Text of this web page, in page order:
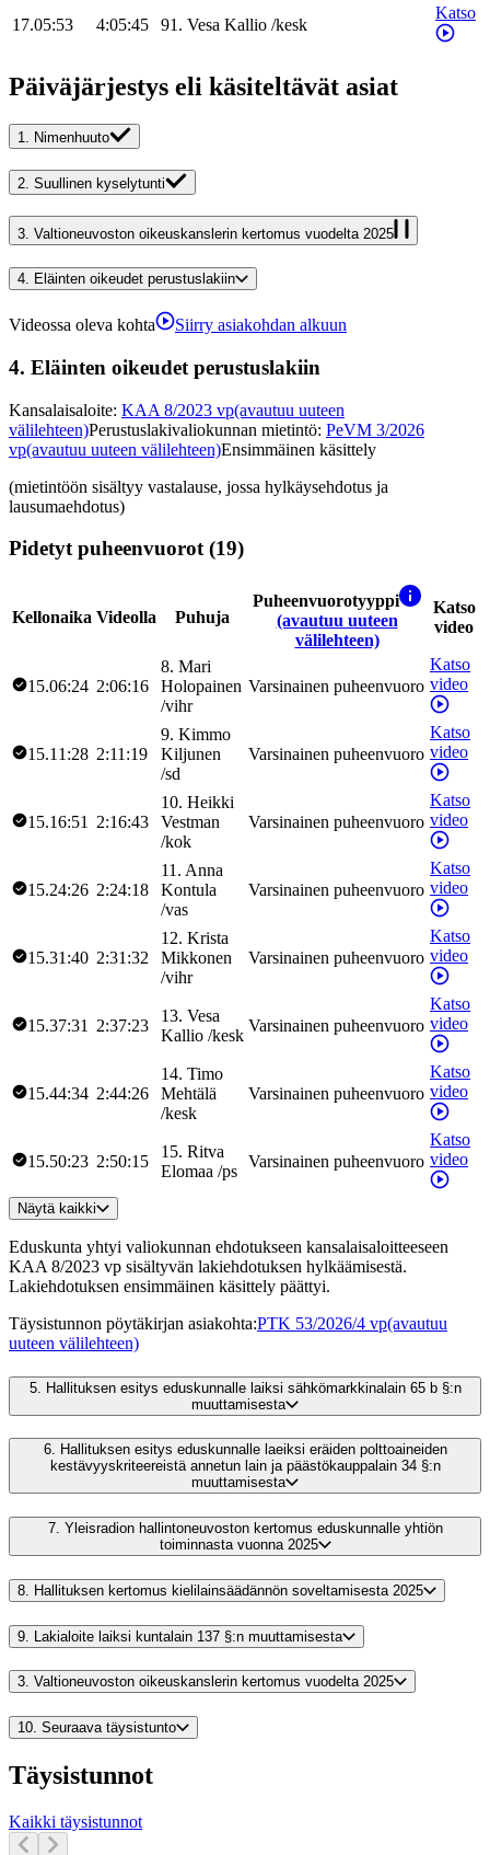
17.05:53 4:05:45 91. Vesa Kallio /kesk
Katso
Päiväjärjestys eli käsiteltävät asiat
1. Nimenhuuto
2. Suullinen kyselytunti
3. Valtioneuvoston oikeuskanslerin kertomus vuodelta 2025
4. Eläinten oikeudet perustuslakiin
Videossa oleva kohta Siirry asiakohdan alkuun
4. Eläinten oikeudet perustuslakiin
Kansalaisaloite: KAA 8/2023 vp(avautuu uuteen
välilehteen)Perustuslakivaliokunnan mietintö: PeVM 3/2026
vp(avautuu uuteen välilehteen)Ensimmäinen käsittely
(mietintöön sisältyy vastalause, jossa hylkäysehdotus ja
lausumaehdotus)
Pidetyt puheenvuorot (19)
Kellonaika Videolla Puhuja
Puheenvuorotyyppi
(avautuu uuteen
välilehteen)
Katso
video
15.06:24 2:06:16
8. Mari
Holopainen
/vihr
Varsinainen puheenvuoro
Katso
video
15.11:28 2:11:19
9. Kimmo
Kiljunen
/sd
Varsinainen puheenvuoro
Katso
video
15.16:51 2:16:43
10. Heikki
Vestman
/kok
Varsinainen puheenvuoro
Katso
video
15.24:26 2:24:18
11 . Anna
Kontula
/vas
Varsinainen puheenvuoro
Katso
video
15.31:40 2:31:32
12. Krista
Mikkonen
/vihr
Varsinainen puheenvuoro
Katso
video
15.37:31 2:37:23
13. Vesa
Kallio /kesk
Varsinainen puheenvuoro
Katso
video
15.44:34 2:44:26
14. Timo
Mehtälä
/kesk
Varsinainen puheenvuoro
Katso
video
15.50:23 2:50:15
15. Ritva
Elomaa /ps
Varsinainen puheenvuoro
Katso
video
Näytä kaikki
Eduskunta yhtyi valiokunnan ehdotukseen kansalaisaloitteeseen
KAA 8/2023 vp sisältyvän lakiehdotuksen hylkäämisestä.
Lakiehdotuksen ensimmäinen käsittely päättyi.
Täysistunnon pöytäkirjan asiakohta:PTK 53/2026/4 vp(avautuu
uuteen välilehteen)
5.
Hallituksen esitys eduskunnalle laiksi sähkömarkkinalain 65 b §:n
muuttamisesta
6. Hallituksen esitys eduskunnalle laeiksi eräiden polttoaineiden
kestävyyskriteereistä annetun lain ja päästökauppalain 34 §:n
muuttamisesta
7. Yleisradion hallintoneuvoston kertomus eduskunnalle yhtiön
toiminnasta vuonna 2025
8. Hallituksen kertomus kielilainsäädännön soveltamisesta 2025
9. Lakialoite laiksi kuntalain 137 §:n muuttamisesta
3. Valtioneuvoston oikeuskanslerin kertomus vuodelta 2025
10. Seuraava täysistunto
Täysistunnot
Kaikki täysistunnot